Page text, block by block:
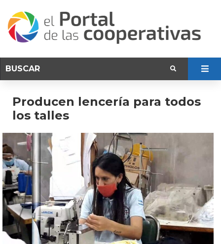
Producen lencería para todos
los talles